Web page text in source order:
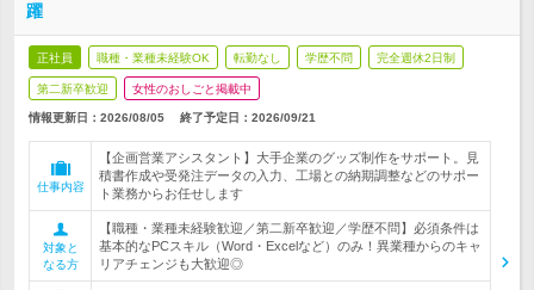
躍
正社員 職種・業種未経験OK 転勤なし 学歴不問 完全週休2日制
第二新卒歓迎 女性のおしごと掲載中
情報更新日：2026/08/05 終了予定日： 2026/09/21
仕事内容
【企画営業アシスタント】大手企業のグッズ制作をサポート。見
積書作成や受発注データの入力、工場との納期調整などのサポー
ト業務からお任せします
対象と
なる方
【職種・業種未経験歓迎／第二新卒歓迎／学歴不問】必須条件は
基本的なPCスキル（Word・Excelなど）のみ！異業種からのキャ
リアチェンジも大歓迎◎